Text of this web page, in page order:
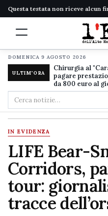
Questa testata non riceve alcun
DOMENICA 9 AGOSTO 2026
ULTIM'ORA
Chirurgia al
pagare
da 800 euro al
Cerca
nel
sito
IN EVIDENZA
LIFE Bear-
Corridors,
tour:
tracce